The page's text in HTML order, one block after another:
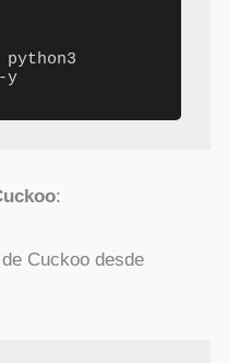
y
:
Cuckoo desde